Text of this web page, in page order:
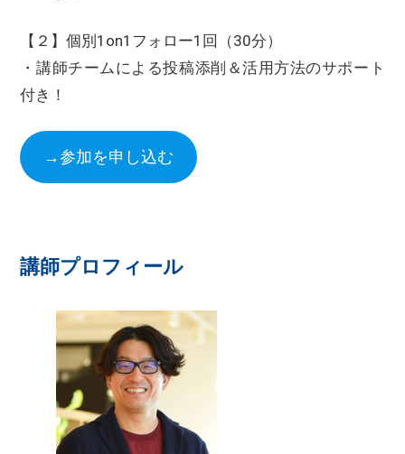
【２】個別1on1フォロー1回（30分）
・講師チームによる投稿添削＆活用方法のサポート
付き！
→参加を申し込む
講師プロフィール